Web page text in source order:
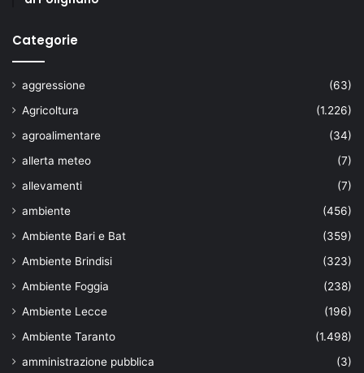
Categorie
aggressione
(63)
Agricoltura
(1.226)
agroalimentare
(34)
allerta meteo
(7)
allevamenti
(7)
ambiente
(456)
Ambiente Bari e Bat
(359)
Ambiente Brindisi
(323)
Ambiente Foggia
(238)
Ambiente Lecce
(196)
Ambiente Taranto
(1.498)
amministrazione pubblica
(3)